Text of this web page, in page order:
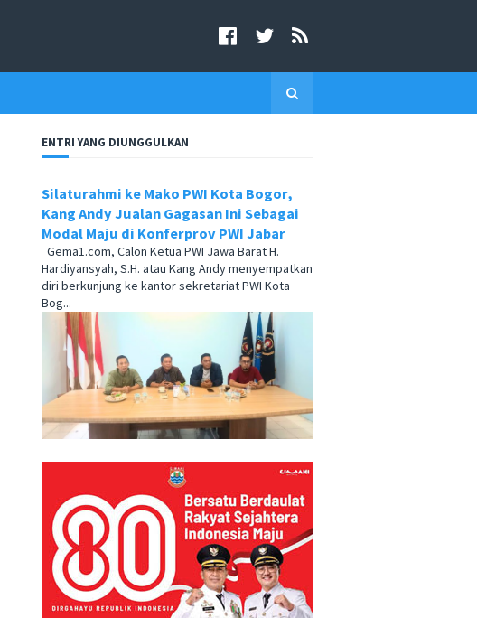
ENTRI YANG DIUNGGULKAN
Silaturahmi ke Mako PWI Kota Bogor,
Kang Andy Jualan Gagasan Ini Sebagai
Modal Maju di Konferprov PWI Jabar
Gema1.com, Calon Ketua PWI Jawa Barat H.
Hardiyansyah, S.H. atau Kang Andy menyempatkan
diri berkunjung ke kantor sekretariat PWI Kota
Bog...